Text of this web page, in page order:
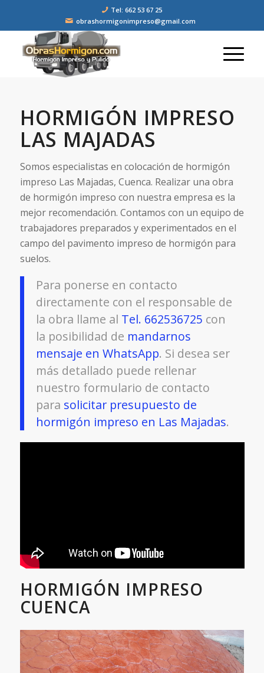
Tel: 662 53 67 25
obrashormigonimpreso@gmail.com
HORMIGÓN IMPRESO
LAS MAJADAS
Somos especialistas en colocación de hormigón
impreso Las Majadas, Cuenca. Realizar una obra
de hormigón impreso con nuestra empresa es la
mejor recomendación. Contamos con un equipo de
trabajadores preparados y experimentados en el
campo del pavimento impreso de hormigón para
suelos.
Para ponerse en contacto
directamente con el responsable de
la obra llame al Tel. 662536725 con
la posibilidad de mandarnos
mensaje en WhatsApp. Si desea ser
más detallado puede rellenar
nuestro formulario de contacto
para solicitar presupuesto de
hormigón impreso en Las Majadas.
HORMIGÓN IMPRESO
CUENCA